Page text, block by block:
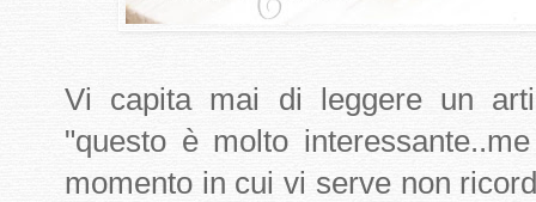
Vi capita mai di leggere un
"questo è molto
momento in cui vi serve non